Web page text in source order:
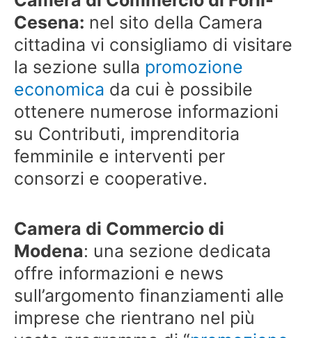
Cesena: nel sito della Camera
cittadina vi consigliamo di visitare
la sezione sulla promozione
economica da cui è possibile
ottenere numerose informazioni
su Contributi, imprenditoria
femminile e interventi per
consorzi e cooperative.
Camera di Commercio di
Modena: una sezione dedicata
offre informazioni e news
sull’argomento finanziamenti alle
imprese che rientrano nel più